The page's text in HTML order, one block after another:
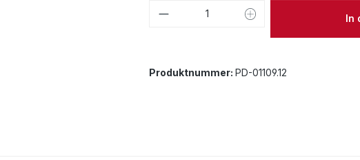
Produkt Anzahl: Gib denIn
Produktnummer: PD-01109.12